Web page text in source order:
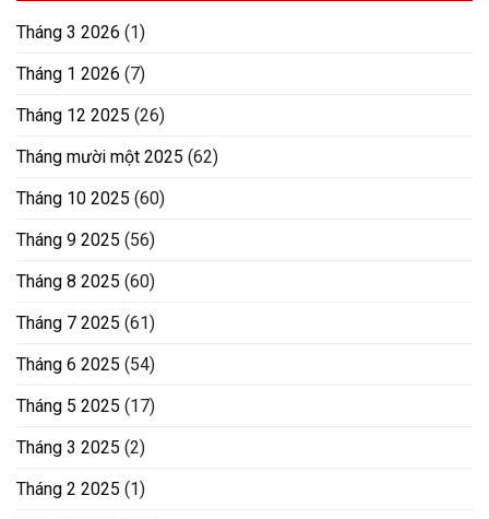
Tháng 3 2026 (1)
Tháng 1 2026 (7)
Tháng 12 2025 (26)
Tháng mười một 2025 (62)
Tháng 10 2025 (60)
Tháng 9 2025 (56)
Tháng 8 2025 (60)
Tháng 7 2025 (61)
Tháng 6 2025 (54)
Tháng 5 2025 (17)
Tháng 3 2025 (2)
Tháng 2 2025 (1)